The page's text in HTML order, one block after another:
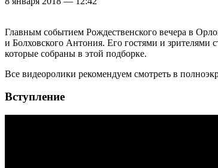
Главным событием Рождественского вечера в
и Болховского Антония. Его гостями и
которые собраны в этой подборке.
Все видеоролики рекомендуем смотреть в
Вступление